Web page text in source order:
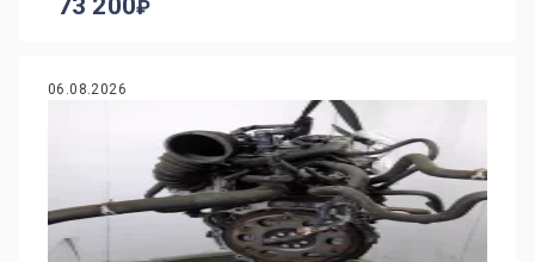
73 200
06.08.2026